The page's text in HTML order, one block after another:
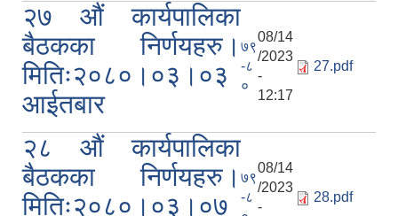
२७ औं कार्यपालिका
बैठकका निर्णयहरु।
मितिः२०८०।०३।०३
आईतबार
७९
-८
०
08/14
/2023
-
12:17
27.pdf
२८ औं कार्यपालिका
बैठकका निर्णयहरु।
मितिः२०८०।०३।०७
७९
-८
08/14
/2023
-
28.pdf